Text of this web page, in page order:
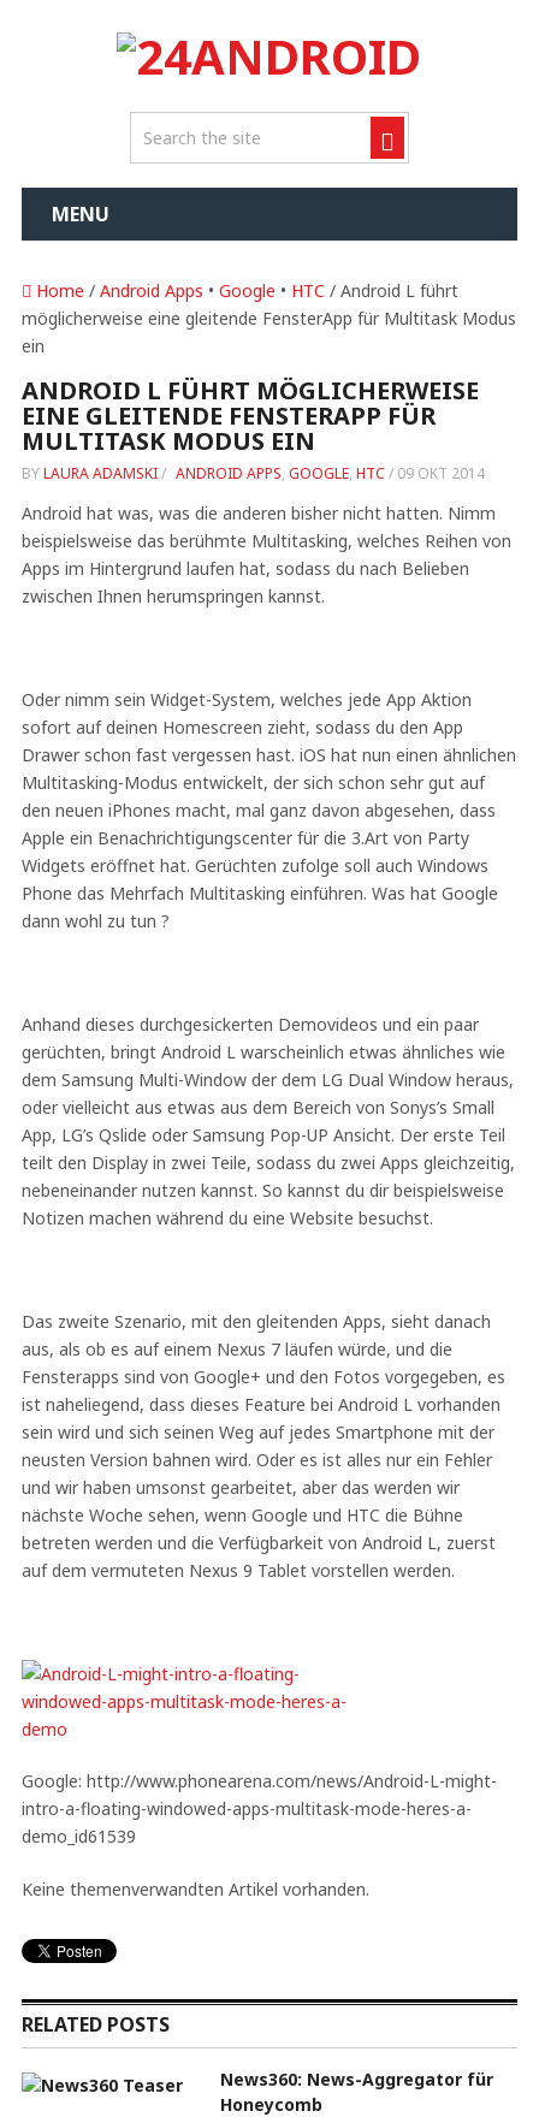
MENU
Home / Android Apps • Google • HTC / Android L führt
möglicherweise eine gleitende FensterApp für Multitask Modus
ein
ANDROID L FÜHRT MÖGLICHERWEISE
EINE GLEITENDE FENSTERAPP FÜR
MULTITASK MODUS EIN
BYLAURA ADAMSKI/ ANDROID APPS, GOOGLE, HTC / 09 OKT 2014
Android hat was, was die anderen bisher nicht hatten. Nimm
beispielsweise das berühmte Multitasking, welches Reihen von
Apps im Hintergrund laufen hat, sodass du nach Belieben
zwischen Ihnen herumspringen kannst.
Oder nimm sein Widget-System, welches jede App Aktion
sofort auf deinen Homescreen zieht, sodass du den App
Drawer schon fast vergessen hast. iOS hat nun einen ähnlichen
Multitasking-Modus entwickelt, der sich schon sehr gut auf
den neuen iPhones macht, mal ganz davon abgesehen, dass
Apple ein Benachrichtigungscenter für die 3.Art von Party
Widgets eröffnet hat. Gerüchten zufolge soll auch Windows
Phone das Mehrfach Multitasking einführen. Was hat Google
dann wohl zu tun ?
Anhand dieses durchgesickerten Demovideos und ein paar
gerüchten, bringt Android L warscheinlich etwas ähnliches wie
dem Samsung Multi-Window der dem LG Dual Window heraus,
oder vielleicht aus etwas aus dem Bereich von Sonys’s Small
App, LG’s Qslide oder Samsung Pop-UP Ansicht. Der erste Teil
teilt den Display in zwei Teile, sodass du zwei Apps gleichzeitig,
nebeneinander nutzen kannst. So kannst du dir beispielsweise
Notizen machen während du eine Website besuchst.
Das zweite Szenario, mit den gleitenden Apps, sieht danach
aus, als ob es auf einem Nexus 7 läufen würde, und die
Fensterapps sind von Google+ und den Fotos vorgegeben, es
ist naheliegend, dass dieses Feature bei Android L vorhanden
sein wird und sich seinen Weg auf jedes Smartphone mit der
neusten Version bahnen wird. Oder es ist alles nur ein Fehler
und wir haben umsonst gearbeitet, aber das werden wir
nächste Woche sehen, wenn Google und HTC die Bühne
betreten werden und die Verfügbarkeit von Android L, zuerst
auf dem vermuteten Nexus 9 Tablet vorstellen werden.
Google: http://www.phonearena.com/news/Android-L-might-
intro-a-floating-windowed-apps-multitask-mode-heres-a-
demo_id61539
Keine themenverwandten Artikel vorhanden.
RELATED POSTS
News360: News-Aggregator für
Honeycomb